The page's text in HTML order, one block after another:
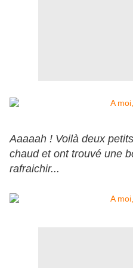
Aaaaah ! Voilà deux
chaud et ont trouvé une
rafraichir...